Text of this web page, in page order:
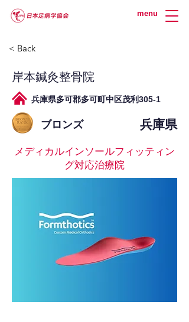
menu
< Back
岸本鍼灸整骨院
兵庫県多可郡多可町中区茂利305-1
ブロンズ 兵庫県
メディカルインソールフィッティン
グ対応治療院